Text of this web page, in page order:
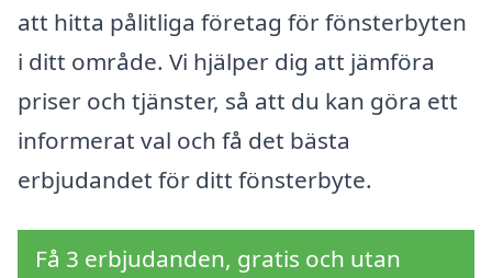
att hitta pålitliga företag för fönsterbyten
i ditt område. Vi hjälper dig att jämföra
priser och tjänster, så att du kan göra ett
informerat val och få det bästa
erbjudandet för ditt fönsterbyte.
Få 3 erbjudanden, gratis och utan